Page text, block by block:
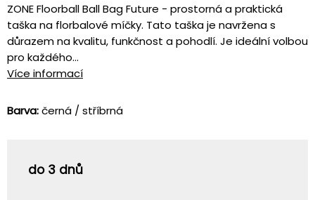
ZONE Floorball Ball Bag Future - prostorná a praktická
taška na florbalové míčky. Tato taška je navržena s
důrazem na kvalitu, funkčnost a pohodlí. Je ideální volbou
pro každého...
Více informací
Barva:černá / stříbrná
do 3 dnů